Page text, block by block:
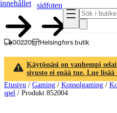
innehållet
sidfoten
00220 Helsingfors butik
Käytössäsi on vanhempi
sivusto ei enää tue. Lue lisää
Etusivu / Gaming / Konsolgaming /
spel / Produkt 852004